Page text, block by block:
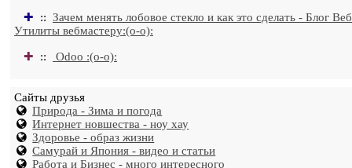
✚ :: Зачем менять лобовое стекло и как это сделать - Блог
Утилиты вебмастеру:(o-o):
✚ :: Odoo :(o-o):
Сайты друзья
Природа - Зима и погода
Интернет новшества - ноу хау
Здоровье - образ жизни
Самурай и Япония - видео и статьи
Работа и Бизнес - много интересного